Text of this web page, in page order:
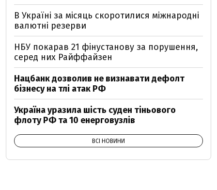
В Україні за місяць скоротилися міжнародні
валютні резерви
НБУ покарав 21 фінустанову за порушення,
серед них Райффайзен
Нацбанк дозволив не визнавати дефолт
бізнесу на тлі атак РФ
Україна уразила шість суден тіньового
флоту РФ та 10 енерговузлів
ВСІ НОВИНИ